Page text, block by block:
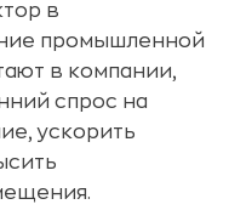
в
промышленной
в компании,
спрос на
ускорить